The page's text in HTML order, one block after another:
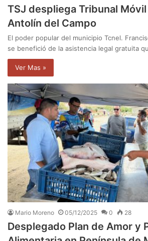
TSJ despliega Tribunal
Antolín del Campo
El poder popular del municipio Tcnel.
se benefició de la asistencia legal gratuita
Ver Mas »
Mario Moreno 05/12/2025 0 28
Desplegado Plan de Amor y